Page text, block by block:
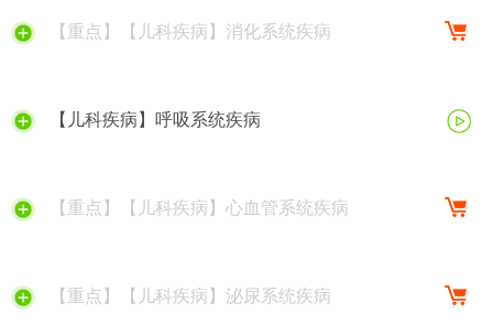
【重点】【儿科疾病】消化系统疾病
【儿科疾病】呼吸系统疾病
【重点】【儿科疾病】心血管系统疾病
【重点】【儿科疾病】泌尿系统疾病